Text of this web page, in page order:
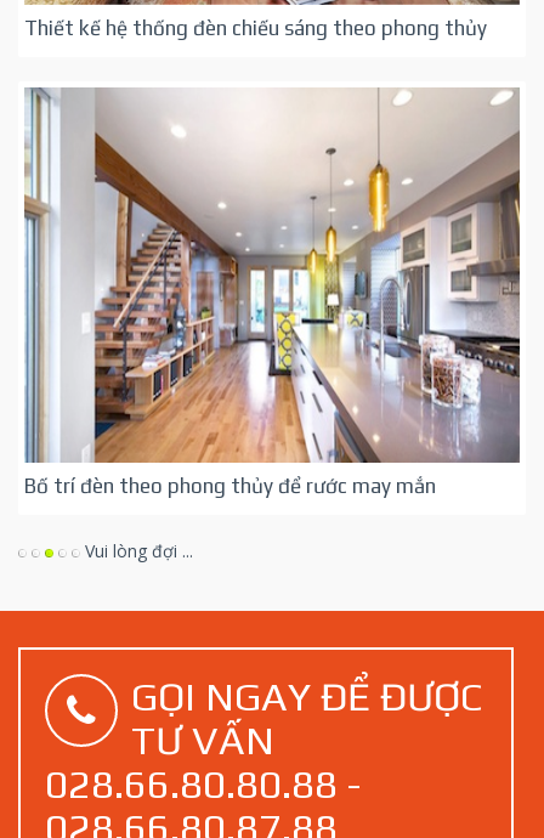
Thiết kế hệ thống đèn chiếu sáng theo phong thủy
Bố trí đèn theo phong thủy để rước may mắn
Vui lòng đợi ...
GỌI NGAY ĐỂ ĐƯỢC
TƯ VẤN
028.66.80.80.88 -
028.66.80.87.88